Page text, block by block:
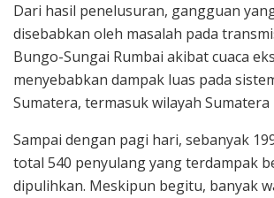
Dari hasil penelusuran, gangguan
disebabkan oleh masalah pada
Bungo-Sungai Rumbai akibat cuaca
menyebabkan dampak luas pada
Sumatera, termasuk wilayah Sumatera
Sampai dengan pagi hari, sebanyak
total 540 penyulang yang terdampak
dipulihkan. Meskipun begitu, banyak